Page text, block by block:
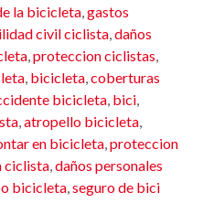
la bicicleta,gastos
civil ciclista,daños
,proteccion ciclistas,
, bicicleta,coberturas
bicicleta, bici,
,atropello bicicleta,
en bicicleta,proteccion
ciclista,daños personales
bicicleta,seguro de bici